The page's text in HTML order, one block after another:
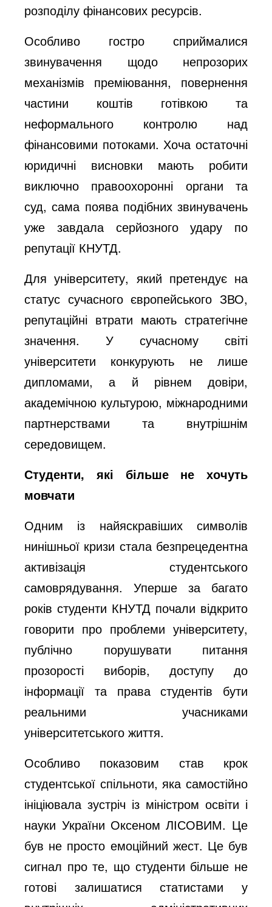
розподілу фінансових ресурсів.
Особливо гостро сприймалися
звинувачення щодо непрозорих
механізмів преміювання, повернення
частини коштів готівкою та
неформального контролю над
фінансовими потоками. Хоча остаточні
юридичні висновки мають робити
виключно правоохоронні органи та
суд, сама поява подібних звинувачень
уже завдала серйозного удару по
репутації КНУТД.
Для університету, який претендує на
статус сучасного європейського ЗВО,
репутаційні втрати мають стратегічне
значення. У сучасному світі
університети конкурують не лише
дипломами, а й рівнем довіри,
академічною культурою, міжнародними
партнерствами та внутрішнім
середовищем.
Студенти, які більше не хочуть
мовчати
Одним із найяскравіших символів
нинішньої кризи стала безпрецедентна
активізація студентського
самоврядування. Уперше за багато
років студенти КНУТД почали відкрито
говорити про проблеми університету,
публічно порушувати питання
прозорості виборів, доступу до
інформації та права студентів бути
реальними учасниками
університетського життя.
Особливо показовим став крок
студентської спільноти, яка самостійно
ініціювала зустріч із міністром освіти і
науки України Оксеном ЛІСОВИМ. Це
був не просто емоційний жест. Це був
сигнал про те, що студенти більше не
готові залишатися статистами у